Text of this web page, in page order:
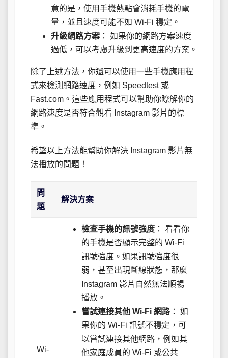
意的是，使用手機熱點會消耗手機的電
量，並且速度可能不如 Wi-Fi 穩定。
升級網路方案 ： 如果你的網路方案速度
過低，可以考慮升級到更高速度的方案。
除了上述方法，你還可以使用一些手機應用程
式來檢測網路速度，例如 Speedtest 或
Fast.com。這些應用程式可以幫助你瞭解你的
網路速度是否符合觀看 Instagram 影片的標
準。
希望以上方法能幫助你解決 Instagram 影片無
法播放的問題！
問
題
解決方案
Wi-
檢查手機的訊號強度 ： 看看你
的手機是否顯示完整的 Wi-Fi
訊號強度。如果訊號強度很
弱，甚至出現斷線狀態，那麼
Instagram 影片自然無法順暢
播放。
嘗試連接其他 Wi-Fi 網路： 如
果你的 Wi-Fi 訊號不穩定，可
以嘗試連接其他網路，例如其
他家庭成員的 Wi-Fi 或公共